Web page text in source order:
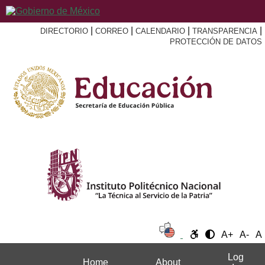
DIRECTORIO CORREO CALENDARIO TRANSPARENCIA
PROTECCIÓN DE DATOS
A+ A- A
Home About
Log